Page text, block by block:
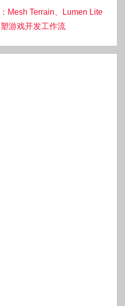
Mesh Terrain、Lumen Lite
游戏开发工作流